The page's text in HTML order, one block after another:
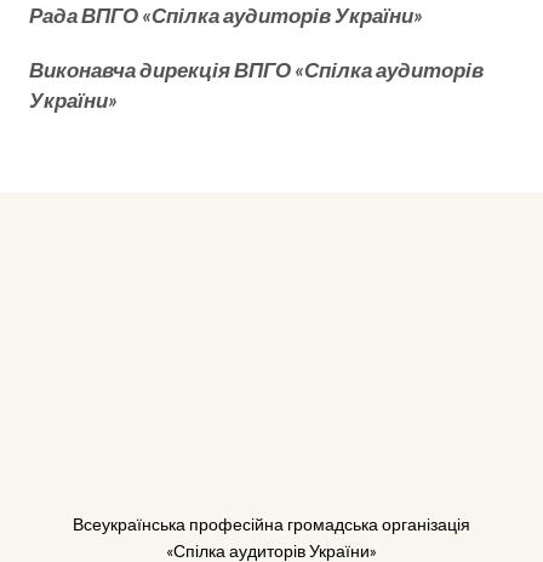
Рада ВПГО «Спілка аудиторів України»
Виконавча дирекція ВПГО «Спілка аудиторів
України»
Всеукраїнська професійна громадська організація
«Спілка аудиторів України»